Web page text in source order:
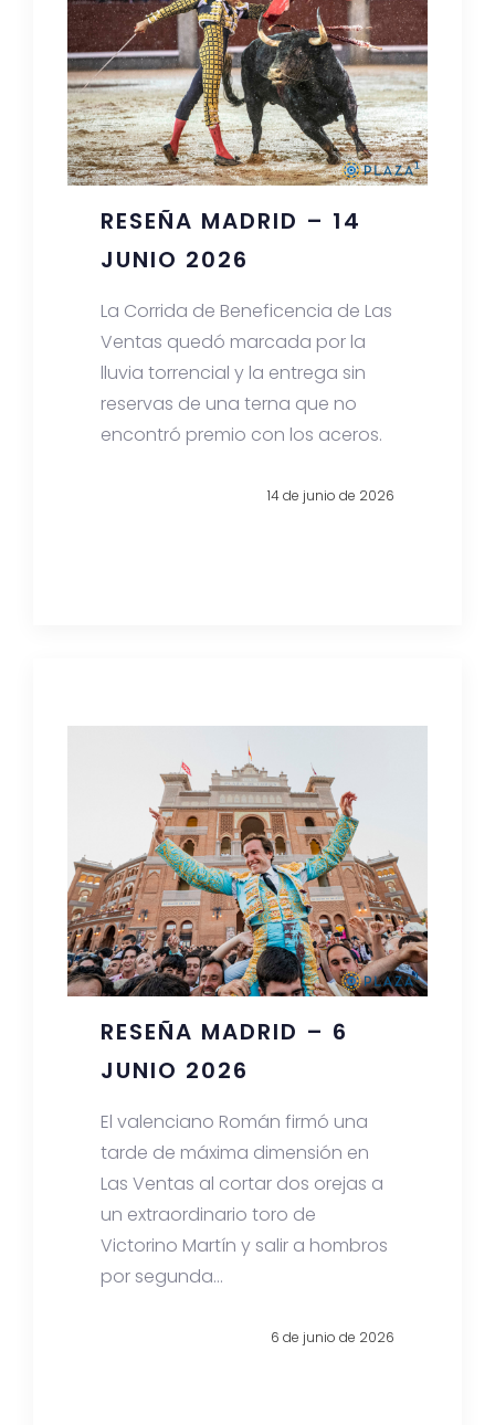
RESEÑA MADRID – 14
JUNIO 2026
La Corrida de Beneficencia de Las
Ventas quedó marcada por la
lluvia torrencial y la entrega sin
reservas de una terna que no
encontró premio con los aceros.
14 de junio de 2026
RESEÑA MADRID – 6
JUNIO 2026
El valenciano Román firmó una
tarde de máxima dimensión en
Las Ventas al cortar dos orejas a
un extraordinario toro de
Victorino Martín y salir a hombros
por segunda...
6 de junio de 2026